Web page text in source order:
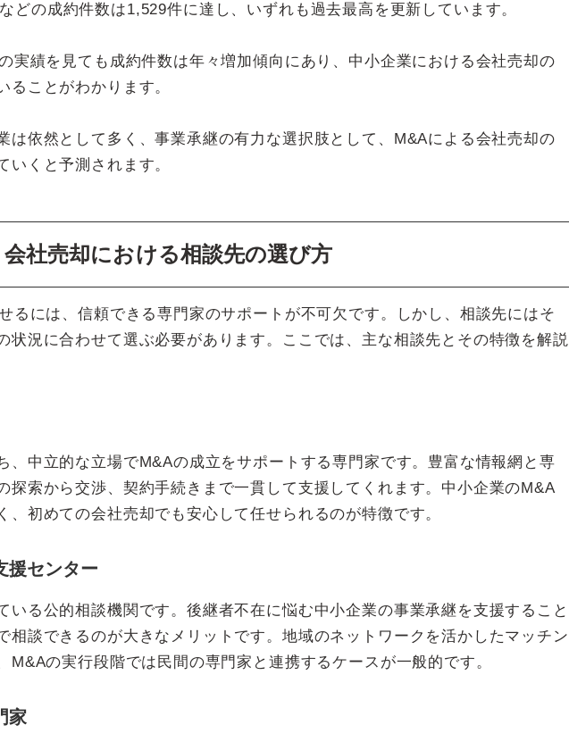
どの成約件数は1,529件に達し、いずれも過去最高を更新しています。
実績を見ても成約件数は年々増加傾向にあり、中小企業における会社売却の
ることがわかります。
は依然として多く、事業承継の有力な選択肢として、M&Aによる会社売却の
いくと予測されます。
社売却における相談先の選び方
るには、信頼できる専門家のサポートが不可欠です。しかし、相談先にはそ
状況に合わせて選ぶ必要があります。ここでは、主な相談先とその特徴を解説
、中立的な立場でM&Aの成立をサポートする専門家です。豊富な情報網と専
探索から交渉、契約手続きまで一貫して支援してくれます。中小企業のM&A
、初めての会社売却でも安心して任せられるのが特徴です。
援センター
いる公的相談機関です。後継者不在に悩む中小企業の事業承継を支援すること
相談できるのが大きなメリットです。地域のネットワークを活かしたマッチン
M&Aの実行段階では民間の専門家と連携するケースが一般的です。
家